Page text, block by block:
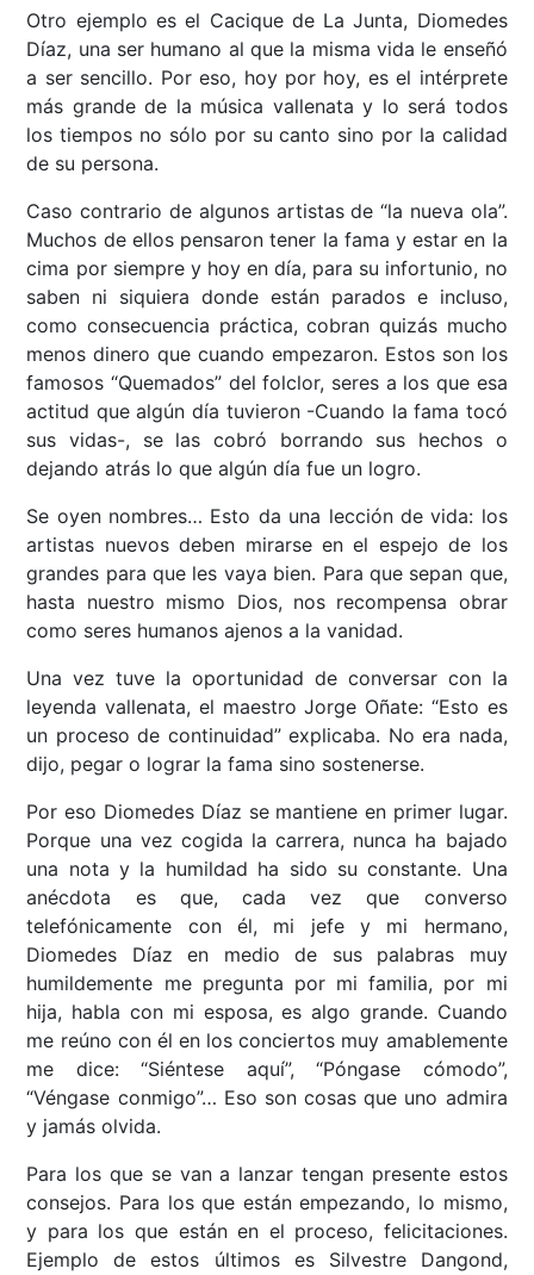
Otro ejemplo es el Cacique de La Junta, Diomedes
Díaz, una ser humano al que la misma vida le enseñó
a ser sencillo. Por eso, hoy por hoy, es el intérprete
más grande de la música vallenata y lo será todos
los tiempos no sólo por su canto sino por la calidad
de su persona.
Caso contrario de algunos artistas de “la nueva ola”.
Muchos de ellos pensaron tener la fama y estar en la
cima por siempre y hoy en día, para su infortunio, no
saben ni siquiera donde están parados e incluso,
como consecuencia práctica, cobran quizás mucho
menos dinero que cuando empezaron. Estos son los
famosos “Quemados” del folclor, seres a los que esa
actitud que algún día tuvieron -Cuando la fama tocó
sus vidas-, se las cobró borrando sus hechos o
dejando atrás lo que algún día fue un logro.
Se oyen nombres… Esto da una lección de vida: los
artistas nuevos deben mirarse en el espejo de los
grandes para que les vaya bien. Para que sepan que,
hasta nuestro mismo Dios, nos recompensa obrar
como seres humanos ajenos a la vanidad.
Una vez tuve la oportunidad de conversar con la
leyenda vallenata, el maestro Jorge Oñate: “Esto es
un proceso de continuidad” explicaba. No era nada,
dijo, pegar o lograr la fama sino sostenerse.
Por eso Diomedes Díaz se mantiene en primer lugar.
Porque una vez cogida la carrera, nunca ha bajado
una nota y la humildad ha sido su constante. Una
anécdota es que, cada vez que converso
telefónicamente con él, mi jefe y mi hermano,
Diomedes Díaz en medio de sus palabras muy
humildemente me pregunta por mi familia, por mi
hija, habla con mi esposa, es algo grande. Cuando
me reúno con él en los conciertos muy amablemente
me dice: “Siéntese aquí”, “Póngase cómodo”,
“Véngase conmigo”… Eso son cosas que uno admira
y jamás olvida.
Para los que se van a lanzar tengan presente estos
consejos. Para los que están empezando, lo mismo,
y para los que están en el proceso, felicitaciones.
Ejemplo de estos últimos es Silvestre Dangond,